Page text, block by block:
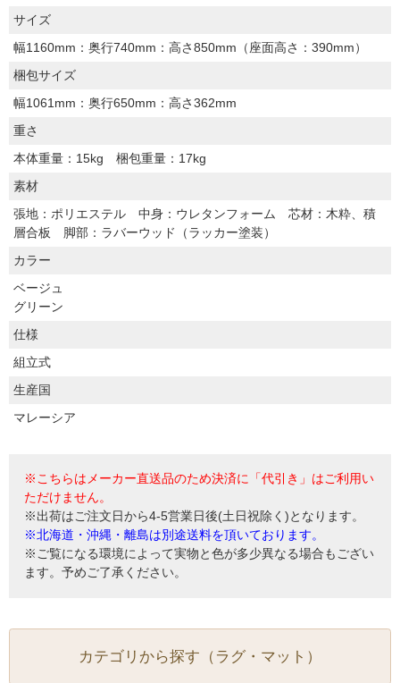
サイズ
幅1160mm：奥行740mm：高さ850mm（座面高さ：390mm）
梱包サイズ
幅1061mm：奥行650mm：高さ362mm
重さ
本体重量：15kg 梱包重量：17kg
素材
張地：ポリエステル 中身：ウレタンフォーム 芯材：木粋、積
層合板 脚部：ラバーウッド（ラッカー塗装）
カラー
ベージュ
グリーン
仕様
組立式
生産国
マレーシア
※こちらはメーカー直送品のため決済に「代引き」はご利用い
ただけません。
※出荷はご注文日から4-5営業日後(土日祝除く)となります。
※北海道・沖縄・離島は別途送料を頂いております。
※ご覧になる環境によって実物と色が多少異なる場合もござい
ます。予めご了承ください。
カテゴリから探す（ラグ・マット）